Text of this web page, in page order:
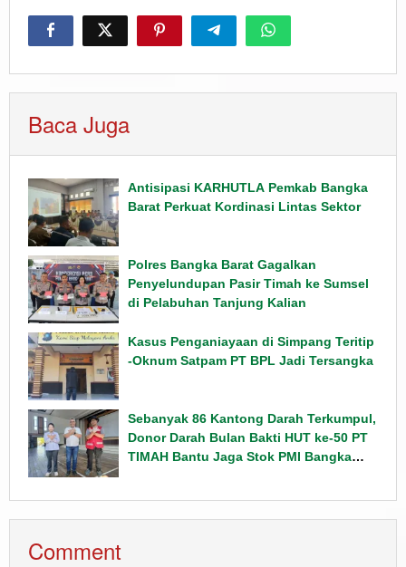
Baca Juga
Antisipasi KARHUTLA Pemkab Bangka
Barat Perkuat Kordinasi Lintas Sektor
Polres Bangka Barat Gagalkan
Penyelundupan Pasir Timah ke Sumsel
di Pelabuhan Tanjung Kalian
Kasus Penganiayaan di Simpang Teritip
-Oknum Satpam PT BPL Jadi Tersangka
Sebanyak 86 Kantong Darah Terkumpul,
Donor Darah Bulan Bakti HUT ke-50 PT
TIMAH Bantu Jaga Stok PMI Bangka
Comment